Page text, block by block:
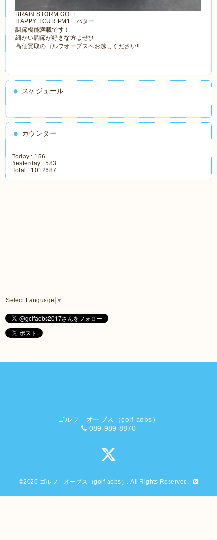
BRAIN STORM GOLF
HAPPY TOUR PM1 パター
調節機能満載です！
細かい調節が好きな方はぜひ
高価買取のゴルフオーブスへお越しください‼
スケジュール
カウンター
Today : 156
Yesterday :583
Total : 1012687
Select Language ▼
ゴルフ オーブス（golf-aobs）
089-989-8870
©2026 ゴルフ オーブス（golf-aobs） . All Rights Reserved.